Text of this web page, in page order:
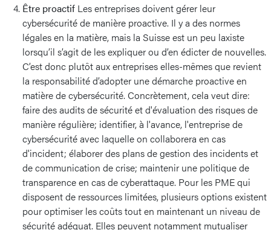
Être proactif Les entreprises doivent gérer leur
cybersécurité de manière proactive. Il y a des normes
légales en la matière, mais la Suisse est un peu laxiste
lorsqu’il s’agit de les expliquer ou d’en édicter de nouvelles.
C’est donc plutôt aux entreprises elles-mêmes que revient
la responsabilité d’adopter une démarche proactive en
matière de cybersécurité. Concrètement, cela veut dire:
faire des audits de sécurité et d'évaluation des risques de
manière régulière; identifier, à l'avance, l'entreprise de
cybersécurité avec laquelle on collaborera en cas
d'incident; élaborer des plans de gestion des incidents et
de communication de crise; maintenir une politique de
transparence en cas de cyberattaque. Pour les PME qui
disposent de ressources limitées, plusieurs options existent
pour optimiser les coûts tout en maintenant un niveau de
sécurité adéquat. Elles peuvent notamment mutualiser